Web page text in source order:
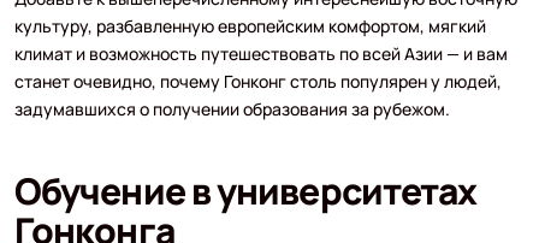
культуру, разбавленную европейским комфортом, мягкий
климат и возможность путешествовать по всей Азии — и вам
станет очевидно, почему Гонконг столь популярен у людей,
задумавшихся о получении образования за рубежом.
Обучение в университетах
Гонконга